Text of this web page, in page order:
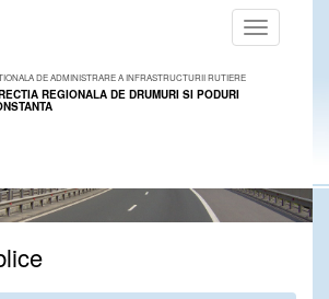
Toggle
navigation
DE ADMINISTRARE A INFRASTRUCTURII RUTIERE
REGIONALA DE DRUMURI SI PODURI